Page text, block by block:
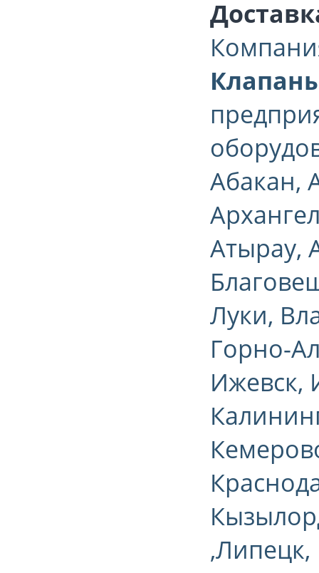
Абакан,
Атырау,
Луки,
Горно-
Ижевск,